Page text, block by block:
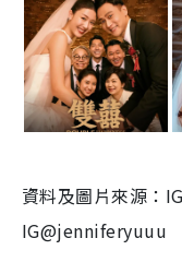
資料及圖片來源：
IG@jenniferyuuu